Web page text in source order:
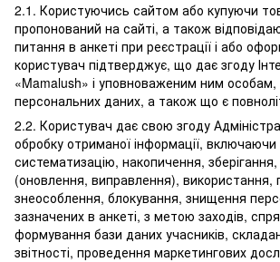
2.1. Користуючись сайтом або купуючи
пропонований на сайті, а також
питання в анкеті при реєстрації і або
користувач підтверджує, що дає згоду
«Mamalush» і уповноваженим ним особам,
персональних даних, а також що є
2.2. Користувач дає свою згоду
обробку отриманої інформації, включаючи
систематизацію, накопичення,
(оновлення, виправлення), використання,
знеособлення, блокування, знищення
зазначених в анкеті, з метою заходів,
формування бази даних учасників,
звітності, проведення маркетингових